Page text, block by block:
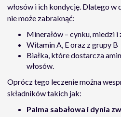
włosów i ich kondycję. Dlatego w
nie może zabraknąć:
Minerałów – cynku, miedzi i
Witamin A, E oraz z grupy B
Białka, które dostarcza
włosów.
Oprócz tego leczenie można
składników takich jak:
Palma sabałowa i dynia